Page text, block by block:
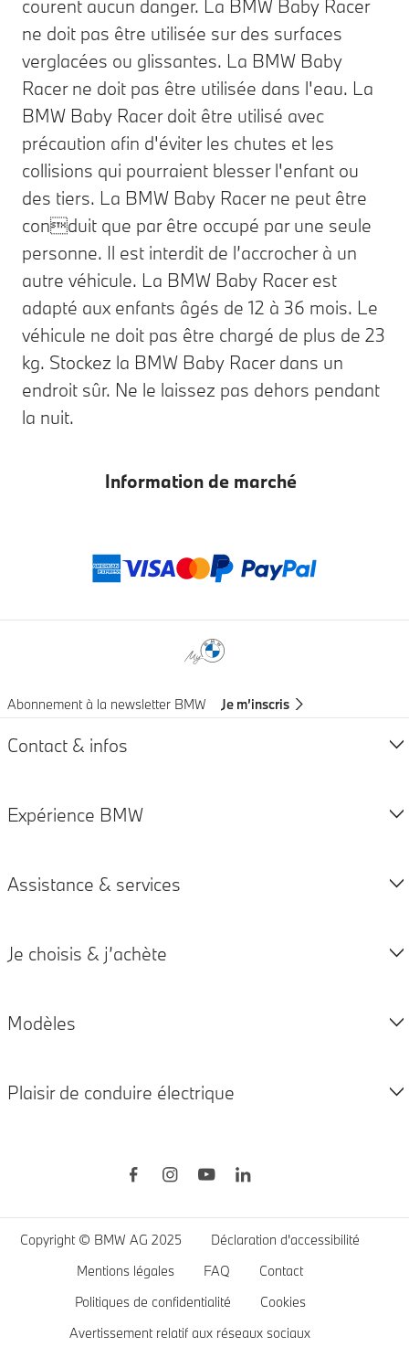
courent aucun danger. La BMW Baby Racer
ne doit pas être utilisée sur des surfaces
verglacées ou glissantes. La BMW Baby
Racer ne doit pas être utilisée dans l'eau. La
BMW Baby Racer doit être utilisé avec
précaution afin d'éviter les chutes et les
collisions qui pourraient blesser l'enfant ou
des tiers. La BMW Baby Racer ne peut être
conduit que par être occupé par une seule
personne. Il est interdit de l’accrocher à un
autre véhicule. La BMW Baby Racer est
adapté aux enfants âgés de 12 à 36 mois. Le
véhicule ne doit pas être chargé de plus de 23
kg. Stockez la BMW Baby Racer dans un
endroit sûr. Ne le laissez pas dehors pendant
la nuit.
Information de marché
Modes de